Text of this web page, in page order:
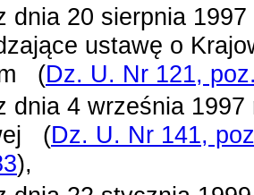
dnia 20 sierpnia
ustawę o
(Dz. U. Nr 121,
dnia 4 września 1997
(Dz. U. Nr 141,
),